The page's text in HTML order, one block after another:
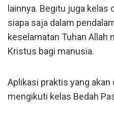
lainnya. Begitu juga kelas
siapa saja dalam
keselamatan Tuhan Allah
Kristus bagi manusia.
Aplikasi praktis yang akan
mengikuti kelas Bedah